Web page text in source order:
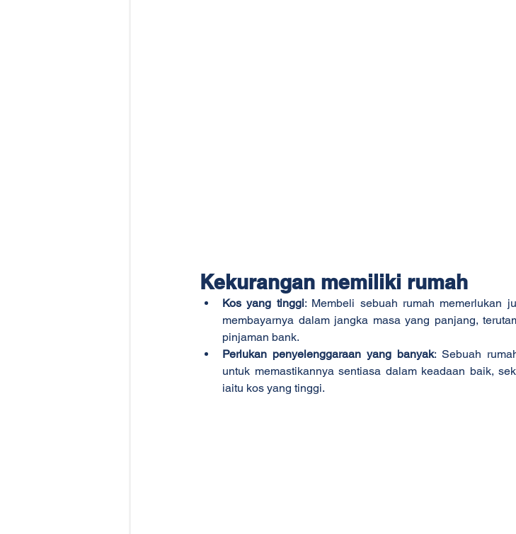
Kekurangan memiliki rumah
Kos yang tinggi: Membeli sebuah rumah memerlukan
membayarnya dalam jangka masa yang panjang,
pinjaman bank.
Perlukan penyelenggaraan yang banyak: Sebuah
untuk memastikannya sentiasa dalam keadaan baik,
iaitu kos yang tinggi.